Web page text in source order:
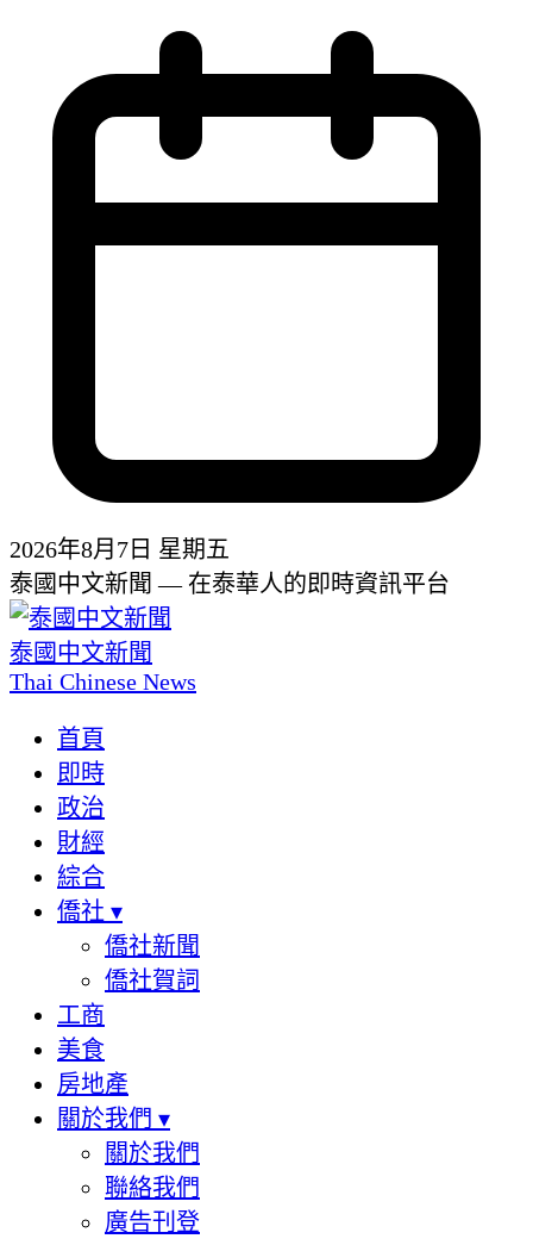
2026年8月7日 星期五
泰國中文新聞 — 在泰華人的即時資訊平台
泰國中文新聞
Thai Chinese News
首頁
即時
政治
財經
綜合
僑社 ▾
僑社新聞
僑社賀詞
工商
美食
房地產
關於我們 ▾
關於我們
聯絡我們
廣告刊登